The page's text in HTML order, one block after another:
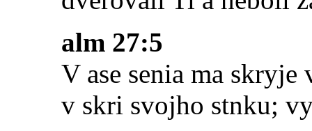
alm 27:5
V ase senia ma
v skri svojho stnku;